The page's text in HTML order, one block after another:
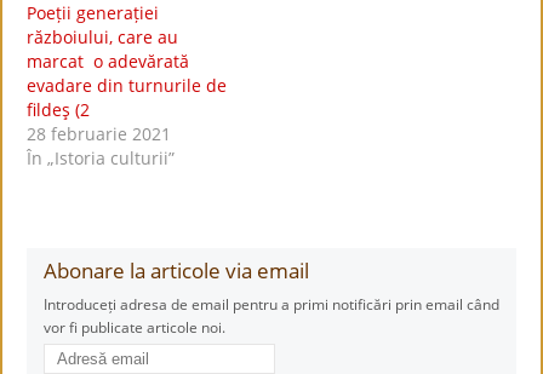
Poeții generației
războiului, care au
marcat o adevărată
evadare din turnurile de
fildeş (2
28 februarie 2021
În „Istoria culturii”
Abonare la articole via email
Introduceți adresa de email pentru a primi notificări prin email când
vor fi publicate articole noi.
Adresă